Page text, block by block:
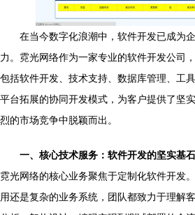
在当今数字化浪潮中，软件开发已成为
力。霓光网络作为一家专业的软件开发公司
包括软件开发、技术支持、数据库管理、工
平台拓展的协同开发模式，为客户提供了坚
烈的市场竞争中脱颖而出。
一、核心技术服务：软件开发的坚实基石
霓光网络的核心业务聚焦于定制化软件开发
用还是复杂的业务系统，团队都致力于理解